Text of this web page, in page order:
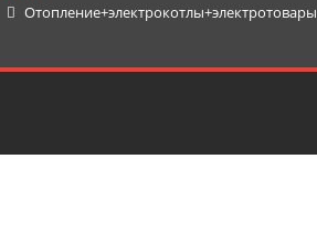
Отопление+электрокотлы+электротовары